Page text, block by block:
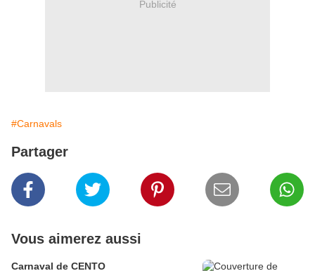
Publicité
#Carnavals
Partager
Vous aimerez aussi
Carnaval de CENTO